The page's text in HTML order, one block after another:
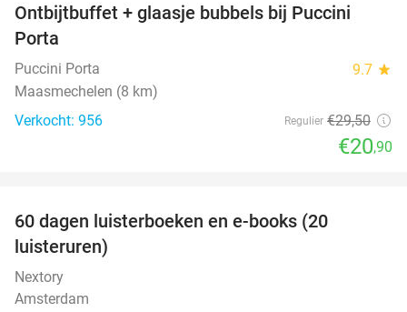
Ontbijtbuffet + glaasje bubbels bij Puccini
Porta
Puccini Porta 9.7 star
Maasmechelen (8 km)
Verkocht: 956
Regulier €29,50
€20,90
60 dagen luisterboeken en e-books (20
luisteruren)
Nextory
Amsterdam